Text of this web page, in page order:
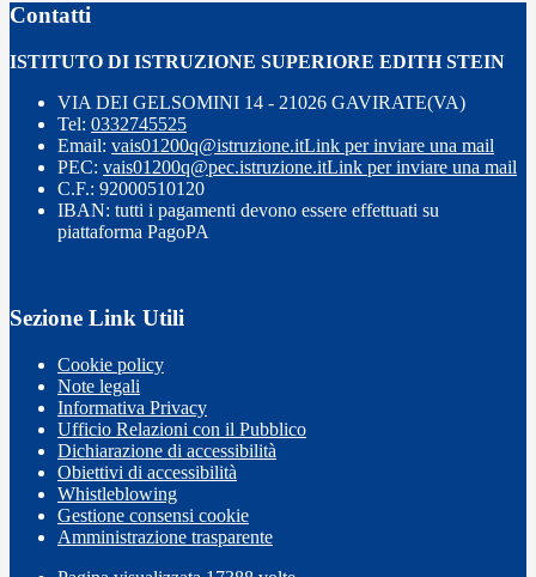
Contatti
ISTITUTO DI ISTRUZIONE SUPERIORE EDITH STEIN
VIA DEI GELSOMINI 14 - 21026 GAVIRATE(VA)
Tel: 0332745525
Email: vais01200q@istruzione.itLink per inviare una mail
PEC: vais01200q@pec.istruzione.itLink per inviare una mail
C.F.: 92000510120
IBAN: tutti i pagamenti devono essere effettuati su
piattaforma PagoPA
Sezione Link Utili
Cookie policy
Note legali
Informativa Privacy
Ufficio Relazioni con il Pubblico
Dichiarazione di accessibilità
Obiettivi di accessibilità
Whistleblowing
Gestione consensi cookie
Amministrazione trasparente